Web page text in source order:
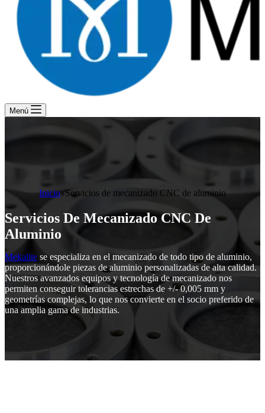
Menú
Inicio Servicios de mecanizado CNC de aluminio
Servicios De Mecanizado CNC De
Aluminio
Mekalite se especializa en el mecanizado de todo tipo de aluminio,
proporcionándole piezas de aluminio personalizadas de alta calidad.
Nuestros avanzados equipos y tecnología de mecanizado nos
permiten conseguir tolerancias estrechas de +/- 0,005 mm y
geometrías complejas, lo que nos convierte en el socio preferido de
una amplia gama de industrias.